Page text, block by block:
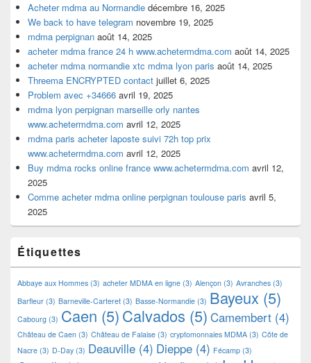
Acheter mdma au Normandie décembre 16, 2025
We back to have telegram novembre 19, 2025
mdma perpignan août 14, 2025
acheter mdma france 24 h www.achetermdma.com août 14, 2025
acheter mdma normandie xtc mdma lyon paris août 14, 2025
Threema ENCRYPTED contact juillet 6, 2025
Problem avec +34666 avril 19, 2025
mdma lyon perpignan marseille orly nantes
www.achetermdma.com avril 12, 2025
mdma paris acheter laposte suivi 72h top prix
www.achetermdma.com avril 12, 2025
Buy mdma rocks online france www.achetermdma.com avril 12,
2025
Comme acheter mdma online perpignan toulouse paris avril 5,
2025
Étiquettes
Abbaye aux Hommes (3) acheter MDMA en ligne (3) Alençon (3) Avranches (3)
Barfleur (3) Barneville-Carteret (3) Basse-Normandie (3) Bayeux (5)
Cabourg (3) Caen (5)Calvados (5) Camembert (4)
Château de Caen (3) Château de Falaise (3) cryptomonnaies MDMA (3) Côte de
Nacre (3) D-Day (3) Deauville (4) Dieppe (4) Fécamp (3)